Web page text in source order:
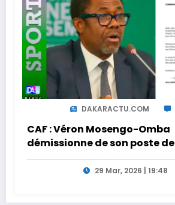
DAKARACTU.COM
CAF : Véron Mosengo-Omba
démissionne de son poste de
Secrétaire Général
29 Mar, 2026 | 19:48